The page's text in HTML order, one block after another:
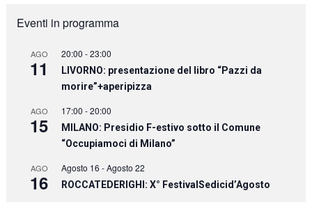
Eventi in programma
AGO
11
20:00 -23:00
LIVORNO: presentazione del libro “Pazzi da
morire”+aperipizza
AGO
15
17:00 -20:00
MILANO: Presidio F-estivo sotto il Comune
“Occupiamoci di Milano”
AGO
16
Agosto 16 -Agosto 22
ROCCATEDERIGHI: X° FestivalSedicid’Agosto